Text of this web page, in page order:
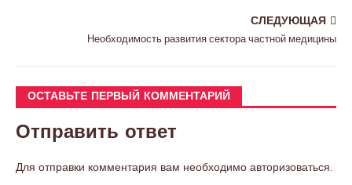
СЛЕДУЮЩАЯ
Необходимость развития сектора частной медицины
ОСТАВЬТЕ ПЕРВЫЙ КОММЕНТАРИЙ
Отправить ответ
Для отправки комментария вам необходимо авторизоваться.